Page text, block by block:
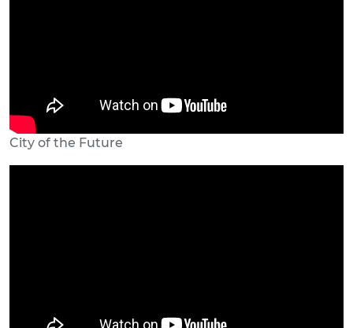
City of the Future